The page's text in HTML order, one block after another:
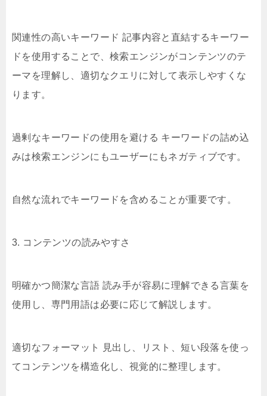
関連性の高いキーワード 記事内容と直結するキーワー
ドを使用することで、検索エンジンがコンテンツのテ
ーマを理解し、適切なクエリに対して表示しやすくな
ります。
過剰なキーワードの使用を避ける キーワードの詰め込
みは検索エンジンにもユーザーにもネガティブです。
自然な流れでキーワードを含めることが重要です。
3. コンテンツの読みやすさ
明確かつ簡潔な言語 読み手が容易に理解できる言葉を
使用し、専門用語は必要に応じて解説します。
適切なフォーマット 見出し、リスト、短い段落を使っ
てコンテンツを構造化し、視覚的に整理します。